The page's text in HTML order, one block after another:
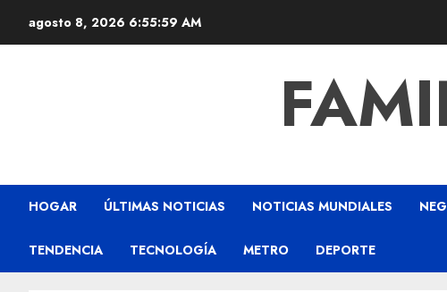
agosto 8, 2026 6:56:00 AM
HOGAR ÚLTIMAS NOTICIAS NOTICIAS MUNDIALES
TENDENCIA TECNOLOGÍA METRO DEPORTE